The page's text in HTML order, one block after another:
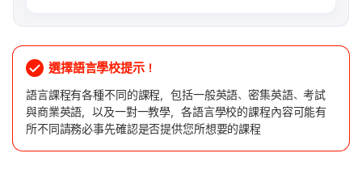
選擇語言學校提示！
語言課程有各種不同的課程，包括一般英語、密集英語、考試
與商業英語，以及一對一教學，各語言學校的課程內容可能有
所不同請務必事先確認是否提供您所想要的課程